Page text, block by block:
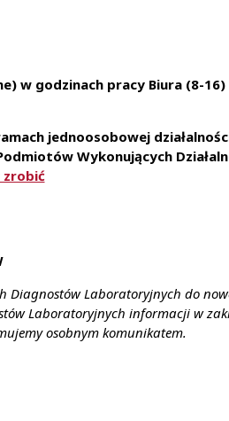
w godzinach pracy Biura (8-16)
jednoosobowej
Wykonujących
zrobić
Diagnostów Laboratoryjnych do
Laboratoryjnych informacji w
osobnym komunikatem.
się i stosowanie